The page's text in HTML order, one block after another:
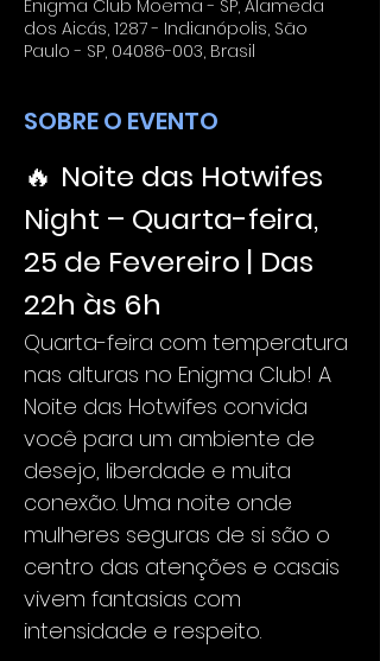
Enigma Club Moema - SP, Alameda
dos Aicás, 1287 - Indianópolis, São
Paulo - SP, 04086-003, Brasil
SOBRE O EVENTO
🔥 Noite das Hotwifes
Night – Quarta-feira,
25 de Fevereiro | Das
22h às 6h
Quarta-feira com temperatura
nas alturas no Enigma Club! A
Noite das Hotwifes convida
você para um ambiente de
desejo, liberdade e muita
conexão. Uma noite onde
mulheres seguras de si são o
centro das atenções e casais
vivem fantasias com
intensidade e respeito.